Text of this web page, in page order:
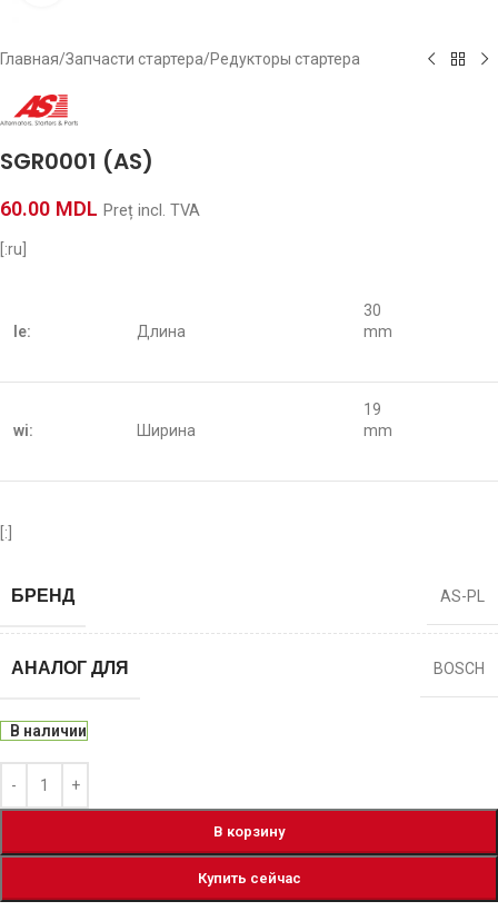
Главная/Запчасти стартера/Редукторы стартера
SGR0001 (AS)
60.00 MDL Preț incl. TVA
[:ru]
le: Длина
30
mm
wi: Ширина
19
mm
[:]
БРЕНД AS-PL
АНАЛОГ ДЛЯ BOSCH
В наличии
В корзину
Купить сейчас